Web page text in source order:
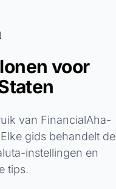
voor
van FinancialAha-
gids behandelt de
instellingen en
tips.